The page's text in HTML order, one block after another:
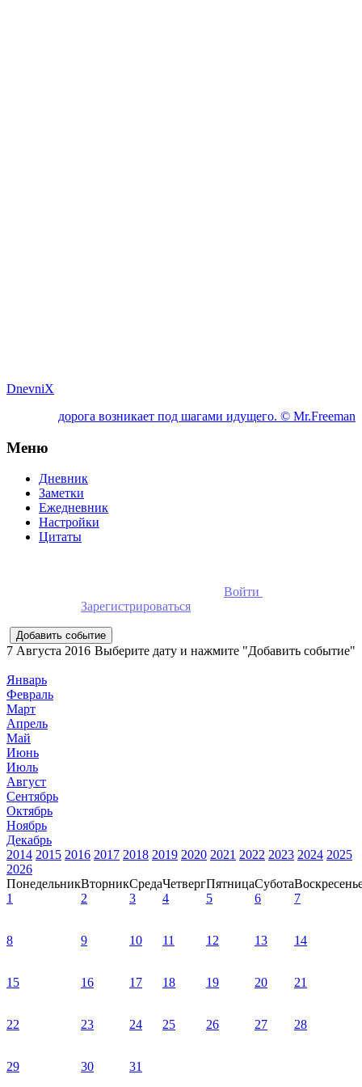
DnevniX
дорога возникает под шагами идущего. © Mr.Freeman
Меню
Дневник
Заметки
Ежедневник
Настройки
Цитаты
Войти
Зарегистрироваться
Выберите дату и нажмите "Добавить событие"
7 Августа 2016
Январь
Февраль
Март
Апрель
Май
Июнь
Июль
Август
Сентябрь
Октябрь
Ноябрь
Декабрь
2014 2015 2016 2017 2018 2019 2020 2021 2022 2023 2024 2025
2026
ПонедельникВторникСредаЧетвергПятницаСубота
1
2 3 4 5 6 7
8 9 10 11 12 13 14
15 16 17 18 19 20 21
22 23 24 25 26 27 28
29 30 31